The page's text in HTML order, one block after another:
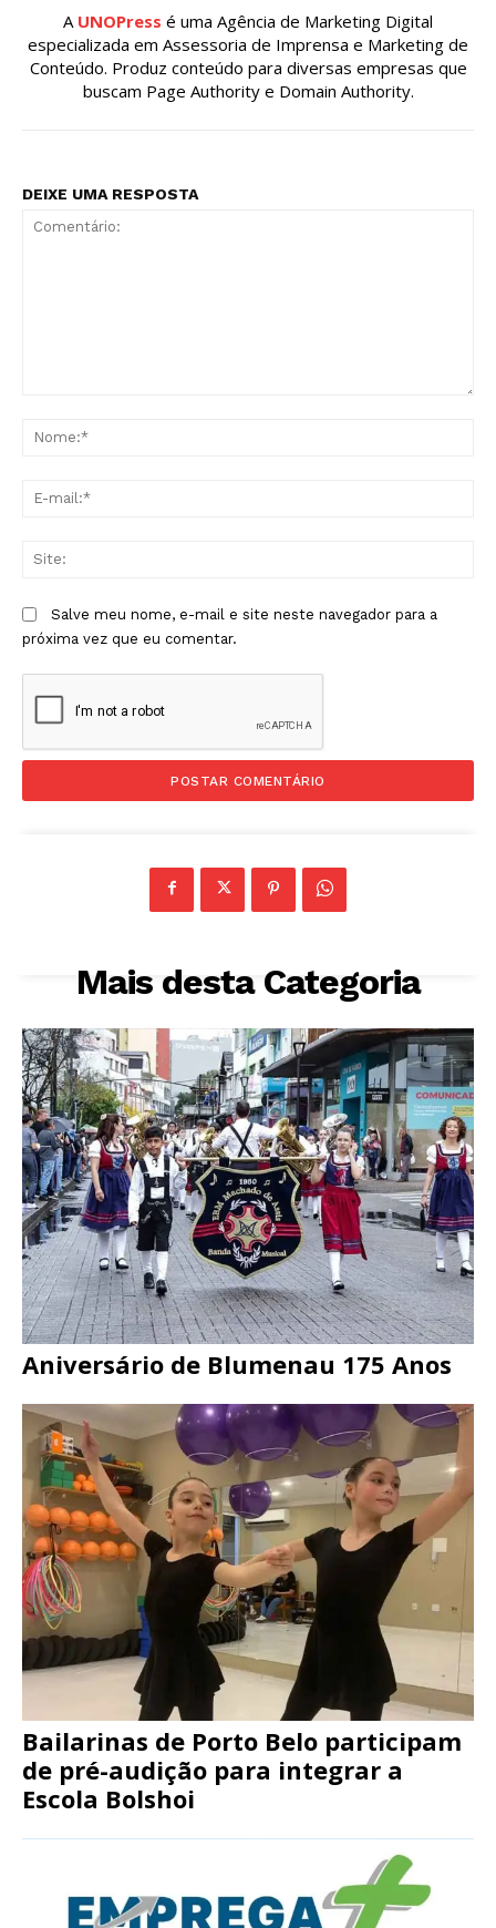
A UNOPress é uma Agência de Marketing Digital
especializada em Assessoria de Imprensa e Marketing de
Conteúdo. Produz conteúdo para diversas empresas que
buscam Page Authority e Domain Authority.
DEIXE UMA RESPOSTA
Salve meu nome, e-mail e site neste navegador para a
próxima vez que eu comentar.
Mais desta Categoria
Aniversário de Blumenau 175 Anos
Bailarinas de Porto Belo participam
de pré-audição para integrar a
Escola Bolshoi